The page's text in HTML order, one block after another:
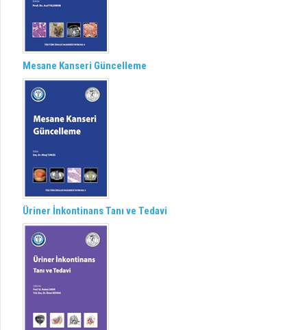
Mesane Kanseri Güncelleme
Üriner İnkontinans Tanı ve Tedavi